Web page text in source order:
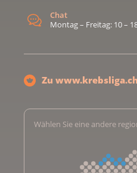
Chat
Montag – Freitag: 10 –
Zu www.krebsliga.ch
Wählen Sie eine andere